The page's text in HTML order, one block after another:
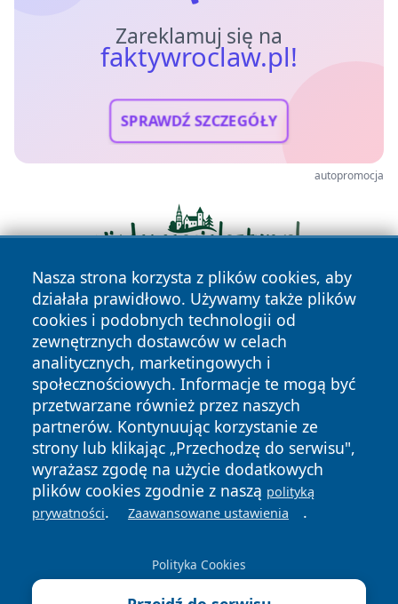
Zareklamuj się na
faktywroclaw.pl!
SPRAWDŹ SZCZEGÓŁY
autopromocja
Nasza strona korzysta z plików cookies, aby
działała prawidłowo. Używamy także plików
cookies i podobnych technologii od
zewnętrznych dostawców w celach
analitycznych, marketingowych i
społecznościowych. Informacje te mogą być
przetwarzane również przez naszych
partnerów. Kontynuując korzystanie ze
strony lub klikając „Przechodzę do serwisu",
wyrażasz zgodę na użycie dodatkowych
plików cookies zgodnie z naszą polityką
prywatności. Zaawansowane ustawienia .
Polityka Cookies
Copyright © 2026 faktywroclaw.pl Wszystkie prawa
zastrzeżone.
News Autorzy
Polityka
Prywatności
Polityka
Cookies